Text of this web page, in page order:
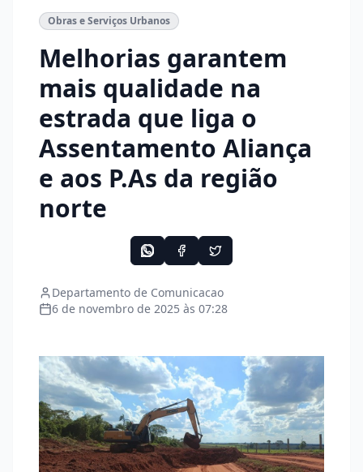
Obras e Serviços Urbanos
Melhorias garantem
mais qualidade na
estrada que liga o
Assentamento Aliança
e aos P.As da região
norte
Departamento de Comunicacao
6 de novembro de 2025 às 07:28